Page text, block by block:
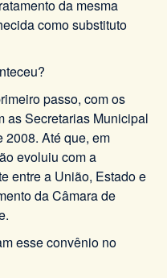
da mesma
como substituto
passo, com os
as Secretarias Municipal
2008. Até que, em
evoluiu com a
entre a União, Estado e
da Câmara de
esse convênio no